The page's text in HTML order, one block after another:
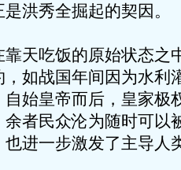
洪秀全掘起的契因。
天吃饭的原始状态之
如战国年间因为水利
始皇帝而后，皇家极
者民众沦为随时可以
进一步激发了主导人